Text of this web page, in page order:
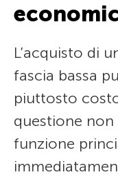
L’acquisto di
fascia bassa
piuttosto
questione non
funzione